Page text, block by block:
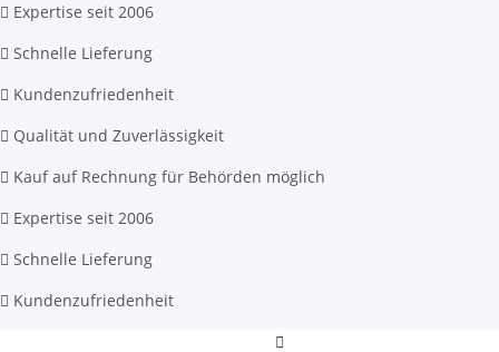
Expertise seit 2006
Schnelle Lieferung
Kundenzufriedenheit
Qualität und Zuverlässigkeit
Kauf auf Rechnung für Behörden möglich
Expertise seit 2006
Schnelle Lieferung
Kundenzufriedenheit